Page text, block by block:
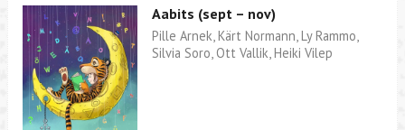
Aabits (sept – nov)
Pille Arnek, Kärt Normann, Ly Rammo,
Silvia Soro, Ott Vallik, Heiki Vilep